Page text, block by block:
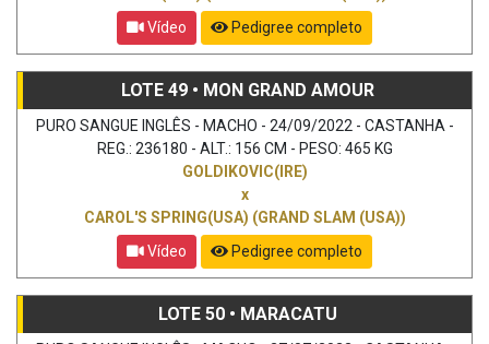
Vídeo
Pedigree completo
LOTE 49 • MON GRAND AMOUR
PURO SANGUE INGLÊS - MACHO - 24/09/2022 - CASTANHA -
REG.: 236180 - ALT.: 156 CM - PESO: 465 KG
GOLDIKOVIC(IRE)
x
CAROL'S SPRING(USA) (GRAND SLAM (USA))
Vídeo
Pedigree completo
LOTE 50 • MARACATU